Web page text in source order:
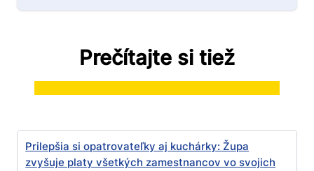
Prečítajte si tiež
Prilepšia si opatrovateľky aj kuchárky: Župa
zvyšuje platy všetkých zamestnancov vo svojich